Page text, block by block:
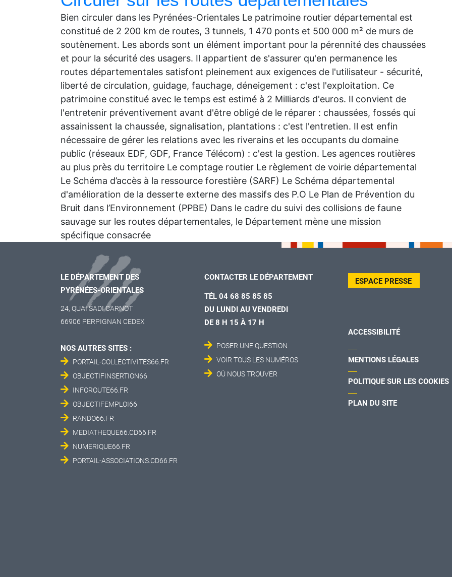
Bien circuler dans les Pyrénées-Orientales Le patrimoine routier départemental est
constitué de 2 200 km de routes, 3 tunnels, 1 470 ponts et 500 000 m² de murs de
soutènement. Les abords sont un élément important pour la pérennité des chaussées
et pour la sécurité des usagers. Il appartient de s'assurer qu'en permanence les
routes départementales satisfont pleinement aux exigences de l'utilisateur - sécurité,
liberté de circulation, guidage, fauchage, déneigement : c'est l'exploitation. Ce
patrimoine constitué avec le temps est estimé à 2 Milliards d'euros. Il convient de
l'entretenir préventivement avant d'être obligé de le réparer : chaussées, fossés qui
assainissent la chaussée, signalisation, plantations : c'est l'entretien. Il est enfin
nécessaire de gérer les relations avec les riverains et les occupants du domaine
public (réseaux EDF, GDF, France Télécom) : c'est la gestion. Les agences routières
au plus près du territoire Le comptage routier Le règlement de voirie départemental
Le Schéma d’accès à la ressource forestière (SARF) Le Schéma départemental
d'amélioration de la desserte externe des massifs des P.O Le Plan de Prévention du
Bruit dans l’Environnement (PPBE) Dans le cadre du suivi des collisions de faune
sauvage sur les routes départementales, le Département mène une mission
spécifique consacrée
LE DÉPARTEMENT DES
PYRÉNÉES-ORIENTALES
24, QUAI SADI CARNOT
66906 PERPIGNAN CEDEX
NOS AUTRES SITES :
PORTAIL-COLLECTIVITES66.FR
OBJECTIFINSERTION66
INFOROUTE66.FR
OBJECTIFEMPLOI66
RANDO66.FR
MEDIATHEQUE66.CD66.FR
NUMERIQUE66.FR
PORTAIL-ASSOCIATIONS.CD66.FR
CONTACTER LE DÉPARTEMENT
TÉL 04 68 85 85 85
DU LUNDI AU VENDREDI
DE 8 H 15 À 17 H
POSER UNE QUESTION
VOIR TOUS LES NUMÉROS
OÙ NOUS TROUVER
ESPACE PRESSE
ACCESSIBILITÉ
MENTIONS LÉGALES
POLITIQUE SUR LES COOKIES
PLAN DU SITE